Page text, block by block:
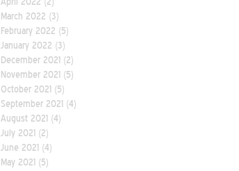
March 2022 (3)
February 2022 (5)
January 2022 (3)
December 2021 (2)
November 2021 (5)
October 2021 (5)
September 2021 (4)
August 2021 (4)
July 2021 (2)
June 2021 (4)
May 2021 (5)